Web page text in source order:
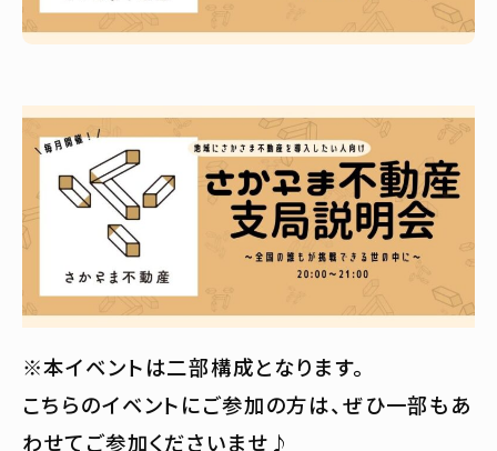
※本イベントは二部構成となります。
こちらのイベントにご参加の方は、ぜひ一部もあ
わせてご参加くださいませ♪